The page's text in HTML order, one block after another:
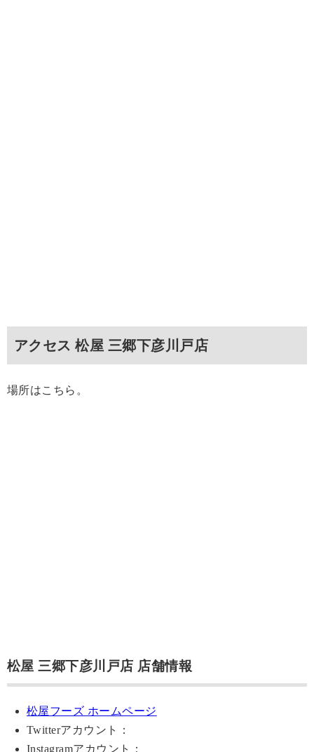
アクセス 松屋 三郷下彦川戸店
場所はこちら。
松屋 三郷下彦川戸店 店舗情報
松屋フーズ ホームページ
Twitterアカウント：
Instagramアカウント：